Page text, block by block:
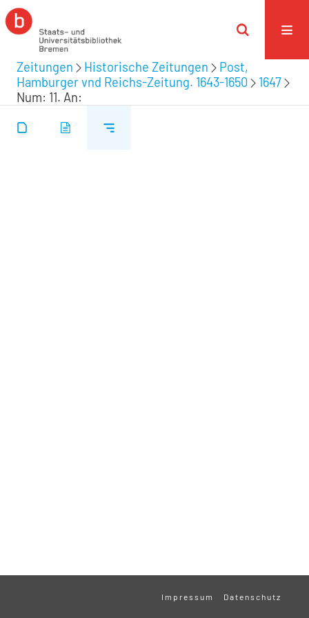
Zeitungen Historische Zeitungen
Post,
Hamburger vnd Reichs-Zeitung. 1643-1650
1647
Num: 11. An:
Impressum Datenschutz